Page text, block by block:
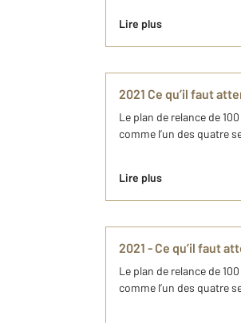
Lire plus
2021 Ce qu’il faut
Le plan de relance de
comme l’un des quatre
Lire plus
2021 - Ce qu’il faut
Le plan de relance de
comme l’un des quatre